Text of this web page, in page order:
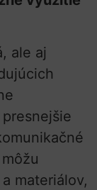
ale aj
materiálov,